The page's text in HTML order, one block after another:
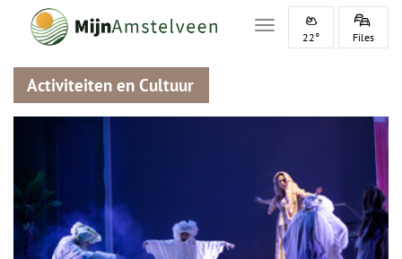
Toggle navigation
22° Files
Activiteiten en Cultuur